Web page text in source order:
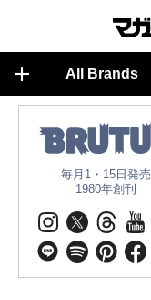
All Brands
毎月1・15日発売
1980年創刊